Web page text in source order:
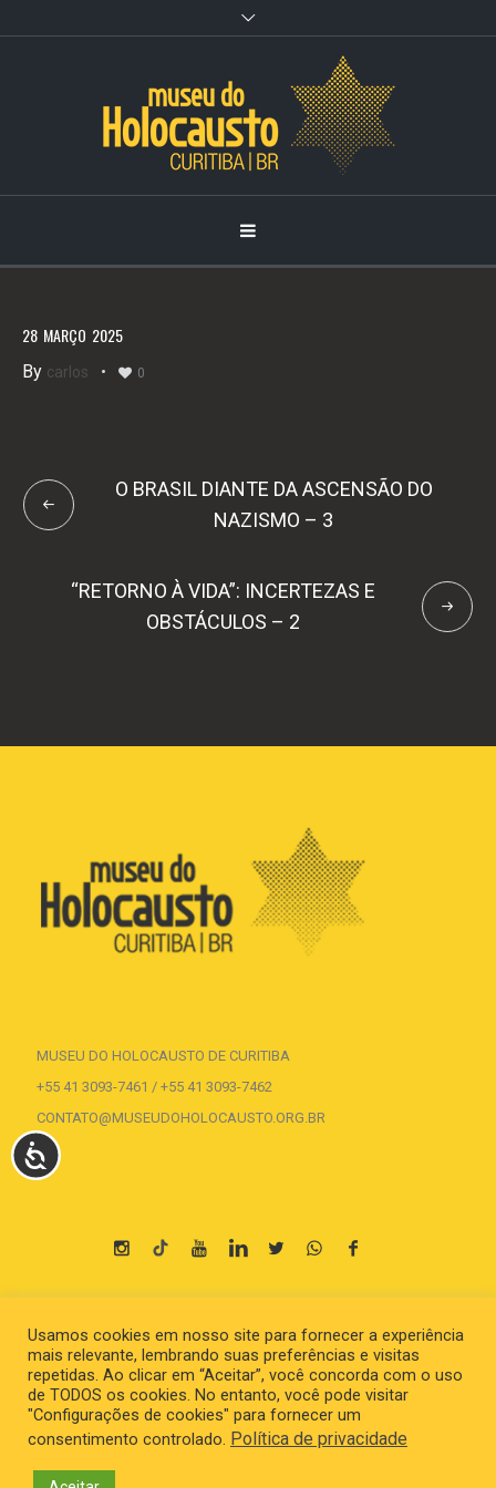
de
ACESSIBILIDADE
28 MARÇO 2025
By carlos 0
O BRASIL DIANTE DA ASCENSÃO DO
NAZISMO – 3
“RETORNO À VIDA”: INCERTEZAS E
OBSTÁCULOS – 2
MUSEU DO HOLOCAUSTO DE CURITIBA
+55 41 3093-7461 / +55 41 3093-7462
CONTATO@MUSEUDOHOLOCAUSTO.ORG.BR
Parceria
Usamos cookies em nosso site para fornecer a experiência
mais relevante, lembrando suas preferências e visitas
repetidas. Ao clicar em “Aceitar”, você concorda com o uso
de TODOS os cookies. No entanto, você pode visitar
"Configurações de cookies" para fornecer um
consentimento controlado. Política de privacidade